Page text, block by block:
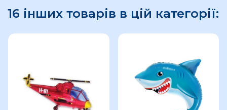
16 інших товарів в цій категорії: